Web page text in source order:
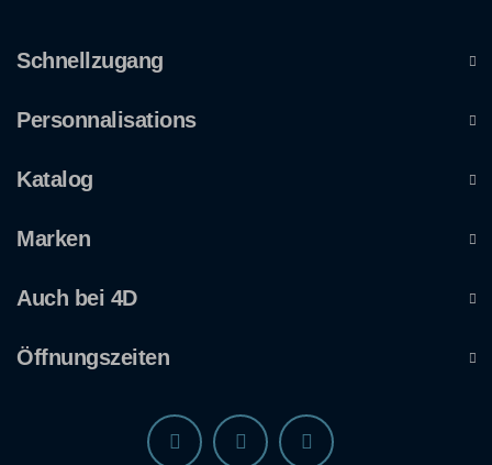
Schnellzugang
Personnalisations
Katalog
Marken
Auch bei 4D
Öffnungszeiten